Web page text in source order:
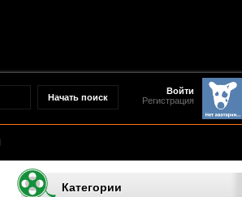
Войти
Регистрация
Категории